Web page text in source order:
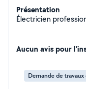
Présentation
Électricien
Aucun avis pour
Demande de